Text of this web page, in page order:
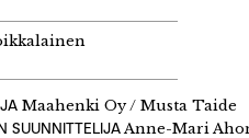
Maahenki Oy / Musta Taide
SUUNNITTELIJAAnne-Mari